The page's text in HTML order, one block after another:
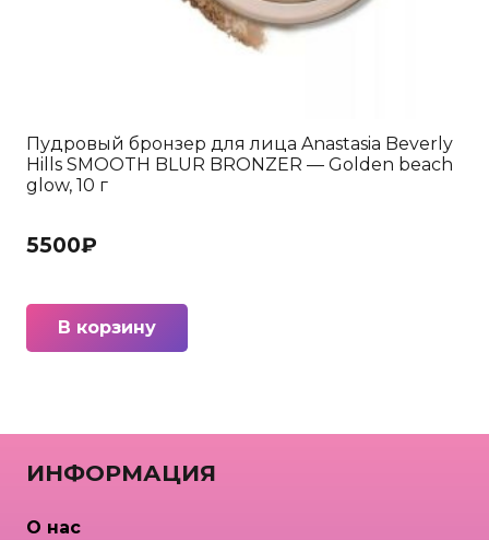
Пудровый бронзер для лица Anastasia Beverly
Hills SMOOTH BLUR BRONZER — Golden beach
glow, 10 г
5500₽
В корзину
ИНФОРМАЦИЯ
О нас